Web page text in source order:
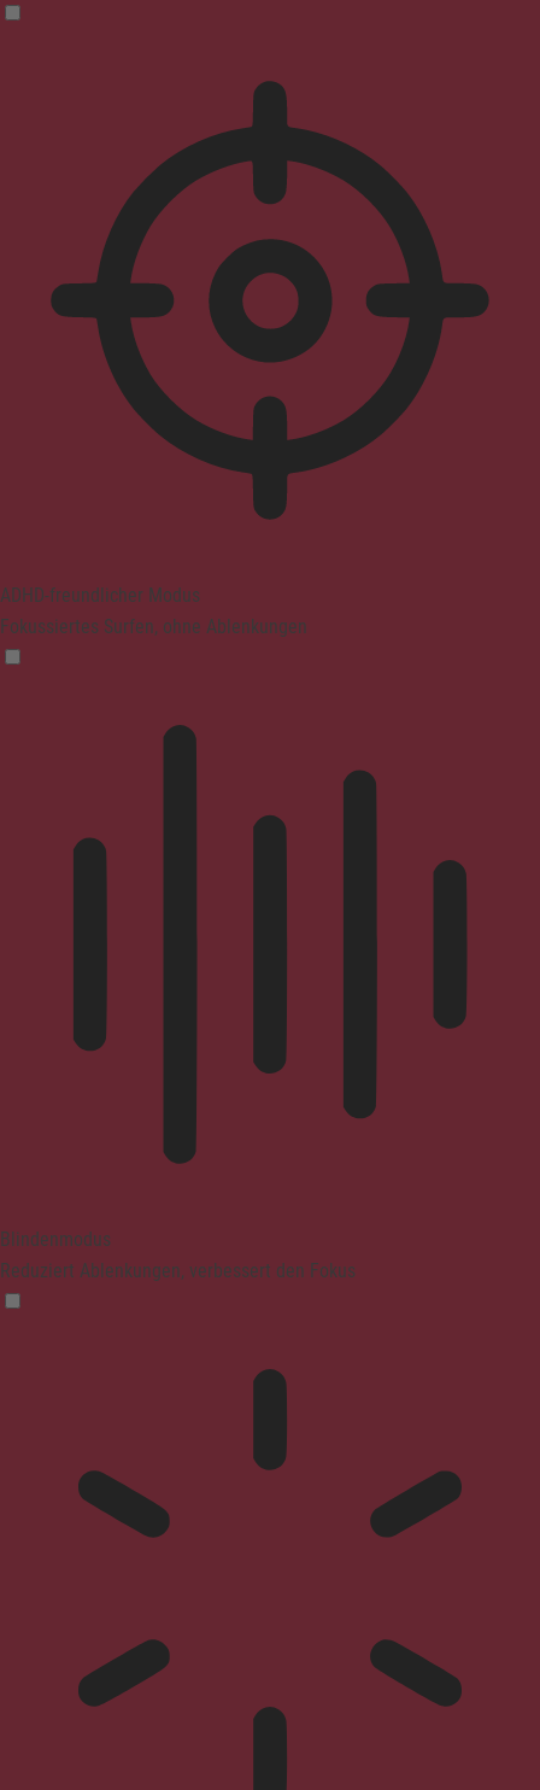
ADHD-freundlicher Modus
Fokussiertes Surfen, ohne Ablenkungen
Blindenmodus
Reduziert Ablenkungen, verbessert den Fokus